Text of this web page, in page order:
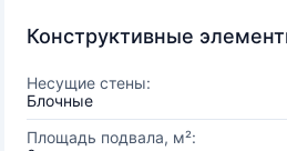
Конструктивные
Несущие стены:
Блочные
Площадь подвала, м²: